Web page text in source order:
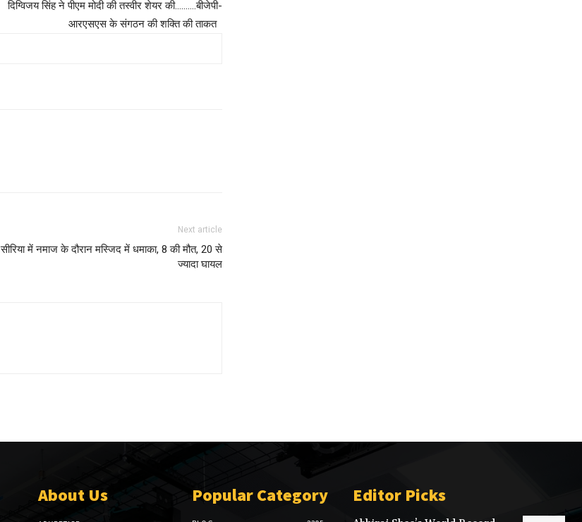
दिग्विजय सिंह ने पीएम मोदी की तस्वीर शेयर की……….बीजेपी-
आरएसएस के संगठन की शक्ति की ताकत
Next article
सीरिया में नमाज के दौरान मस्जिद में धमाका, 8 की मौत, 20 से
ज्यादा घायल
About Us Popular Category Editor Picks